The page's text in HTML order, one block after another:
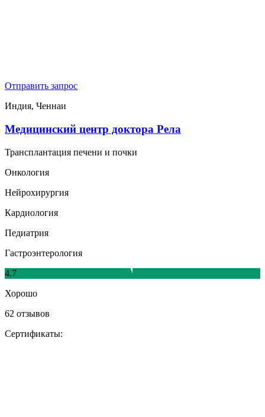
Отправить запрос
Индия, Ченнаи
Медицинский центр доктора Рела
Трансплантация печени и почки
Онкология
Нейрохирургия
Кардиология
Педиатрия
Гастроэнтерология
4.7
Хорошо
62 отзывов
Сертификаты: